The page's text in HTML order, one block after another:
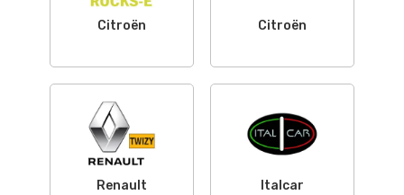
Citroën Citroën
Renault Italcar